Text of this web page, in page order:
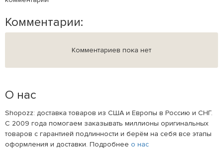
Комментарии:
Комментариев пока нет
О нас
Shopozz: доставка товаров из США и Европы в Россию и СНГ.
С 2009 года помогаем заказывать миллионы оригинальных
товаров с гарантией подлинности и берём на себя все этапы
оформления и доставки. Подробнее о нас